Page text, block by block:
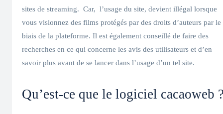
sites de streaming. Car, l’usage du site, devient illégal lorsque
vous visionnez des films protégés par des droits d’auteurs par le
biais de la plateforme. Il est également conseillé de faire des
recherches en ce qui concerne les avis des utilisateurs et d’en
savoir plus avant de se lancer dans l’usage d’un tel site.
Qu’est-ce que le logiciel cacaoweb